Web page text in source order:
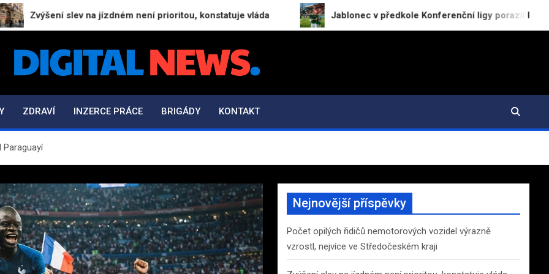
slev na jízdném není prioritou, konstatuje vláda Jablonec v předkole Konferenční ligy porazil RFS 2:0
Digital-News.cz
ZDRAVÍ INZERCE PRÁCE BRIGÁDY KONTAKT
Nejnovější příspěvky
Počet opilých řidičů nemotorových vozidel výrazně
vzrostl, nejvíce ve Středočeském kraji